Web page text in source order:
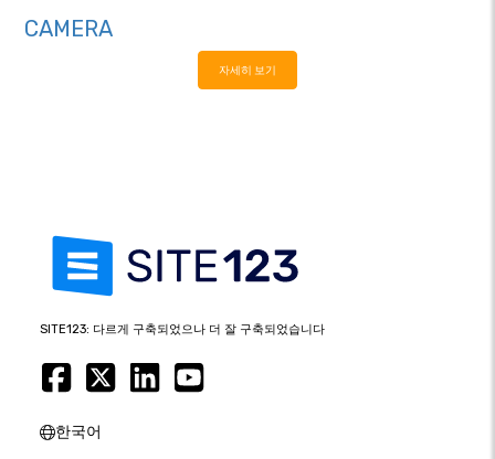
CAMERA
자세히 보기
SITE123: 다르게 구축되었으나 더 잘 구축되었습니다
한국어